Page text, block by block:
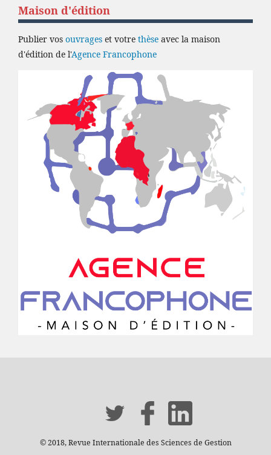
Maison d'édition
Publier vos ouvrages et votre thèse avec la maison
d'édition de l'Agence Francophone
© 2018, Revue Internationale des Sciences de Gestion